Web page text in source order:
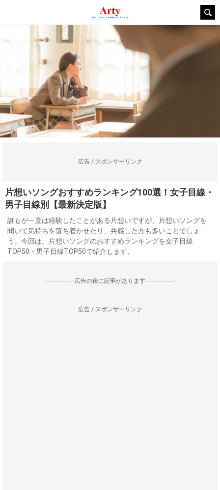
広告 / スポンサーリンク
片想いソングおすすめランキング100選！女子目線・
男子目線別【最新決定版】
誰もが一度は経験したことがある片想いですが、片想いソングを
聞いて気持ちを落ち着かせたり、共感した方も多いことでしょ
う。今回は、片想いソングのおすすめランキングを女子目線
TOP50・男子目線TOP50で紹介します。
--------------------広告の後に記事があります--------------------
広告 / スポンサーリンク